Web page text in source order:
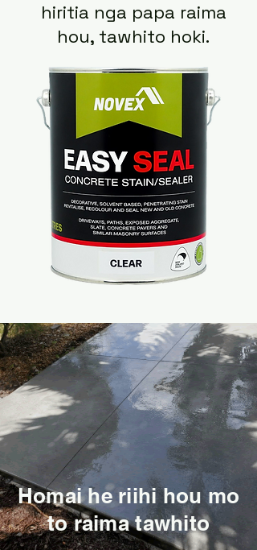
hiritia nga papa raima
hou, tawhito hoki.
Homai he riihi hou mo
to raima tawhito